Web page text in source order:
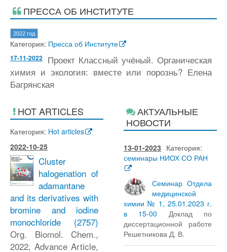
ПРЕССА ОБ ИНСТИТУТЕ
2022 год
Категория: Пресса об Институте
17-11-2022
Проект Классный учёный. Органическая
химия и экология: вместе или порознь? Елена
Багрянская
HOT ARTICLES
Категория: Hot articles
2022-10-25
Cluster
halogenation of
adamantane
and its derivatives with
bromine and iodine
monochloride (2757)
Org. Biomol. Chem.,
2022, Advance Article,
АКТУАЛЬНЫЕ
НОВОСТИ
13-01-2023 Категория:
семинары НИОХ СО РАН
Семинар Отдела
медицинской
химии № 1, 25.01.2023 г.
в 15-00 Доклад по
диссертационной работе
Решетникова Д. В.